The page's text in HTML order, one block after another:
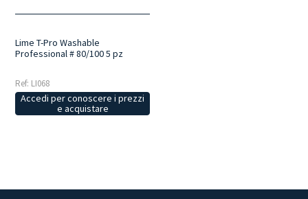
Lime T-Pro Washable
Professional # 80/100 5 pz
Ref: LI068
Accedi per conoscere i prezzi
e acquistare